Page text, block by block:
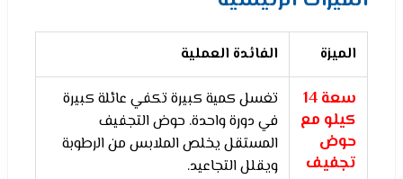
الميزة الفائدة العملية
سعة 14
كيلو مع
حوض
تجفيف
تغسل كمية كبيرة تكفي عائلة كبيرة
في دورة واحدة. حوض التجفيف
المستقل يخلص الملابس من الرطوبة
ويقلل التجاعيد.